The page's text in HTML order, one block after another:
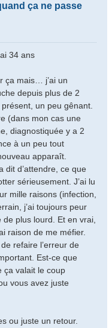
ça ne passe
34 ans
ça mais… j’ai un
depuis plus de 2
un peu gênant.
(dans mon cas une
diagnostiquée y a 2
à un peu tout
apparaît.
dit d’attendre, ce que
sérieusement. J’ai lu
mille raisons (infection,
j’ai toujours peur
plus lourd. Et en vrai,
raison de me méfier.
refaire l’erreur de
Est-ce que
ça valait le coup
vous avez juste
ou juste un retour.